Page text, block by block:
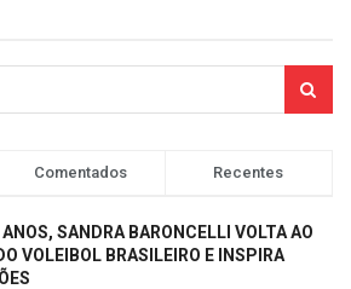
Comentados Recentes
SANDRA BARONCELLI VOLTA AO
VOLEIBOL BRASILEIRO E INSPIRA